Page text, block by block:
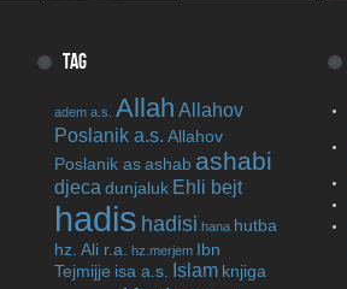
TAG
adem a.s. Allah Allahov
Poslanik a.s. Allahov
Poslanik asashab ashabi
djeca dunjaluk Ehli bejt
hadis hadisi hana hutba
hz. Ali r.a.
hz.merjem Ibn
Tejmijje isa a.s. Islam knjiga